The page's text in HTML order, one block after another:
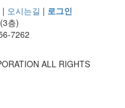
| 오시는길 | 로그인
층)
7262
ALL RIGHTS